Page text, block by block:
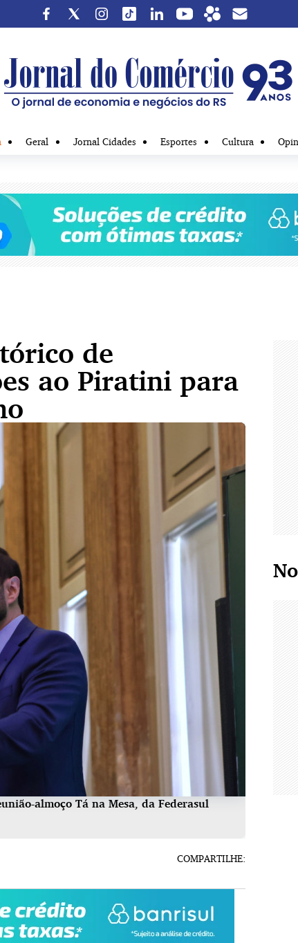
Geral Jornal Cidades Esportes Cultura
de
ao Piratini para
almoço Tá na Mesa, da Federasul
COMPARTILHE: